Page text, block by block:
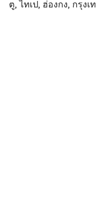
ตู, ไทเป, ฮ่องกง, กรุง